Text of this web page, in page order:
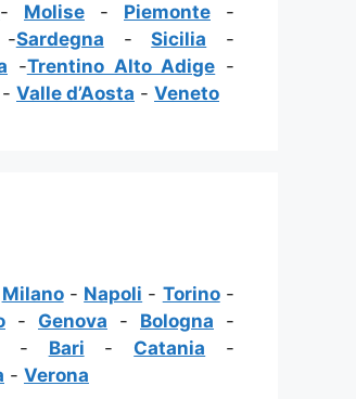
- Molise - Piemonte -
-Sardegna -Sicilia -
-Trentino Alto Adige -
- Valle d’Aosta - Veneto
Milano- Napoli - Torino-
- Genova - Bologna -
- Bari - Catania -
- Verona